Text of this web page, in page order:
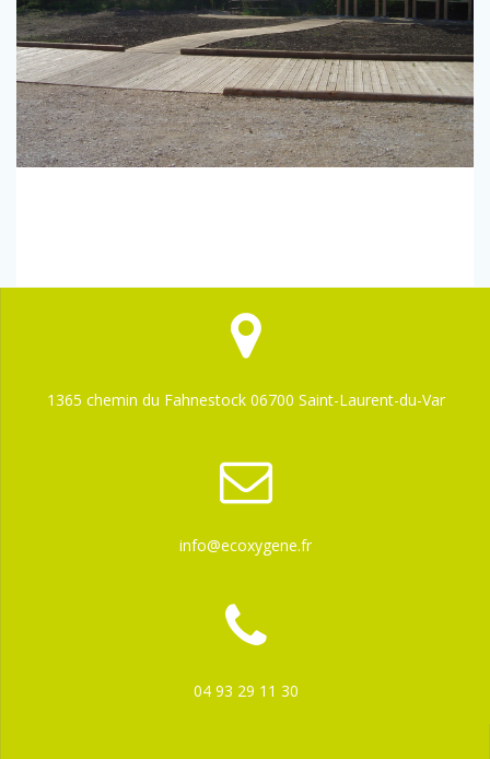
1365 chemin du Fahnestock 06700 Saint-Laurent-du-Var
info@ecoxygene.fr
04 93 29 11 30